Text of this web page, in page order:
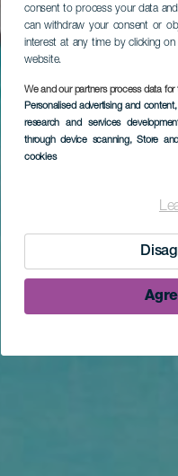
consent to process your data
can withdraw your consent or
interest at any time by clicking
website.
We and our partners process data for
Personalised advertising and
research and services
through device scanning, Store
cookies